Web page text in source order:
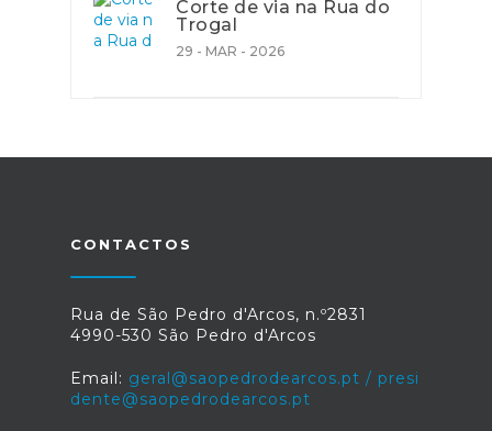
Corte de via na Rua do
Trogal
29 - MAR - 2026
CONTACTOS
Rua de São Pedro d'Arcos, n.º2831
4990-530 São Pedro d'Arcos
Email: geral@saopedrodearcos.pt / presi
dente@saopedrodearcos.pt